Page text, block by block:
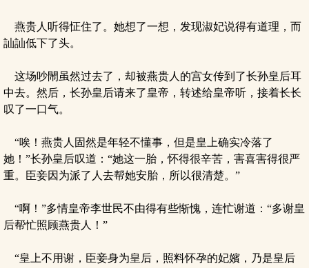
燕贵人听得怔住了。她想了一想，发现淑妃说得有道理，而
訕訕低下了头。
这场吵閙虽然过去了，却被燕贵人的宫女传到了长孙皇后耳
中去。然后，长孙皇后请来了皇帝，转述给皇帝听，接着长长
叹了一口气。
“唉！燕贵人固然是年轻不懂事，但是皇上确实冷落了
她！”长孙皇后叹道：“她这一胎，怀得很辛苦，害喜害得很严
重。臣妾因为派了人去帮她安胎，所以很清楚。”
“啊！”多情皇帝李世民不由得有些惭愧，连忙谢道：“多谢皇
后帮忙照顾燕贵人！”
“皇上不用谢，臣妾身为皇后，照料怀孕的妃嬪，乃是皇后